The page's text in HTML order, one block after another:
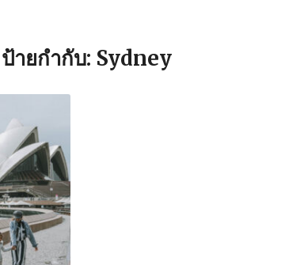
ป้ายกำกับ: Sydney